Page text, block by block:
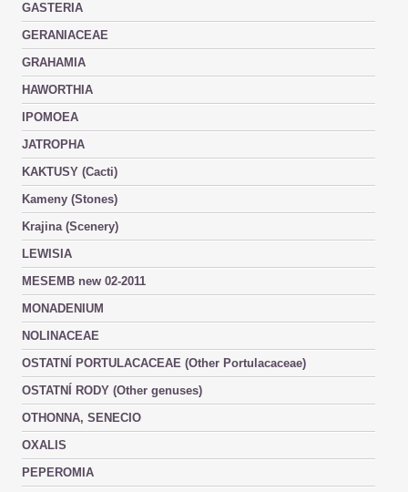
GASTERIA
GERANIACEAE
GRAHAMIA
HAWORTHIA
IPOMOEA
JATROPHA
KAKTUSY (Cacti)
Kameny (Stones)
Krajina (Scenery)
LEWISIA
MESEMB new 02-2011
MONADENIUM
NOLINACEAE
OSTATNÍ PORTULACACEAE (Other Portulacaceae)
OSTATNÍ RODY (Other genuses)
OTHONNA, SENECIO
OXALIS
PEPEROMIA